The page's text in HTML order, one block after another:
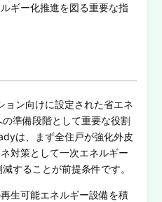
ギー化推進を図る重要な指
ン向けに設定された省エネ
準備段階として重要な役割
は、まず全住戸が強化外皮
対策として一次エネルギー
することが前提条件です。
生可能エネルギー設備を積